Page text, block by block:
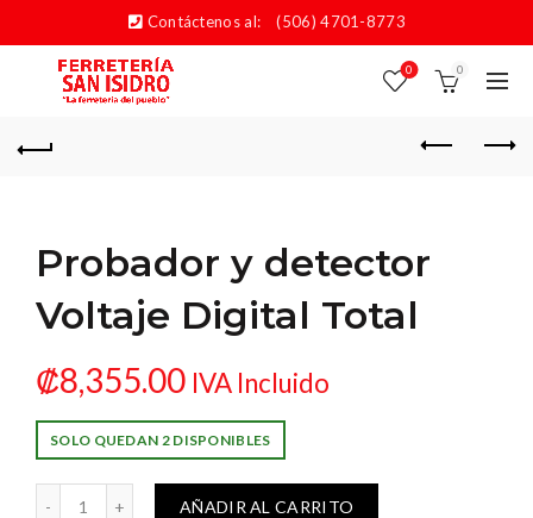
Contáctenos al: (506) 4701-8773
0 0
Probador y detector
Voltaje Digital Total
₡8,355.00 IVA Incluido
SOLO QUEDAN 2 DISPONIBLES
Voltaje Digital Total cantidad
AÑADIR AL CARRITO